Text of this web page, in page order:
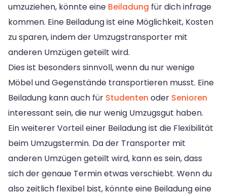
umzuziehen, könnte eine Beiladung für dich infrage
kommen. Eine Beiladung ist eine Möglichkeit, Kosten
zu sparen, indem der Umzugstransporter mit
anderen Umzügen geteilt wird.
Dies ist besonders sinnvoll, wenn du nur wenige
Möbel und Gegenstände transportieren musst. Eine
Beiladung kann auch für Studenten oder Senioren
interessant sein, die nur wenig Umzugsgut haben.
Ein weiterer Vorteil einer Beiladung ist die Flexibilität
beim Umzugstermin. Da der Transporter mit
anderen Umzügen geteilt wird, kann es sein, dass
sich der genaue Termin etwas verschiebt. Wenn du
also zeitlich flexibel bist, könnte eine Beiladung eine